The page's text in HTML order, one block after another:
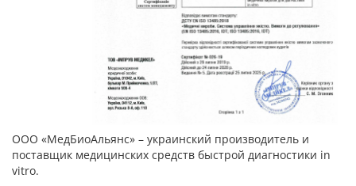
ООО «МедБиоАльянс» – украинский производитель и
поставщик медицинских средств быстрой диагностики in
vitro.